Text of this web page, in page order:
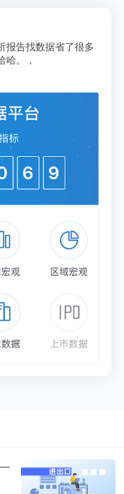
的试剂，理论上可
的患者。双特异性
因子的产生。
见的人类白细胞抗
常见的TP53突变
组氨酸取代）高度
：双特异性单链双
-HLA复合物密度
细胞以裂解在体外
式难以靶向的突变
early/2021/02/26/
early/2021/02/26/
告找数据省了很多
。，